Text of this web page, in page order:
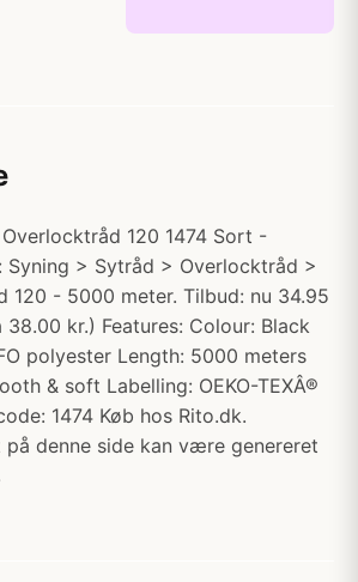
Overlocktråd 120 1474 Sort -
Syning > Sytråd > Overlocktråd >
120 - 5000 meter. Tilbud: nu 34.95
kr.) Features: Colour: Black
polyester Length: 5000 meters
& soft Labelling: OEKO-TEXÂ®
1474 Køb hos Rito.dk.
på denne side kan være genereret